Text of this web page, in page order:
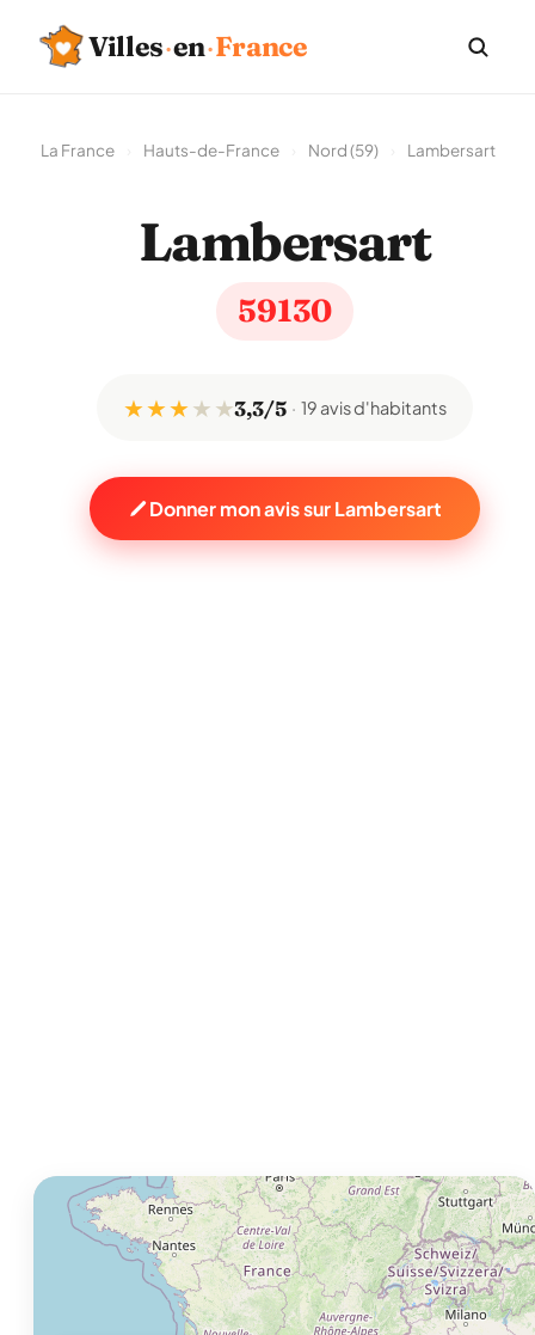
Villes·en·France
La France Hauts-de-France Nord (59) Lambersart
Lambersart
59130
★ ★ ★★ ★3,3/5 19 avis d'habitants
Donner mon avis sur Lambersart